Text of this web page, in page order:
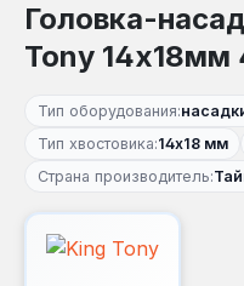
Головка-
Tony 14x18мм
Тип оборудования:
Тип хвостовика:14х18 мм
Страна производитель: